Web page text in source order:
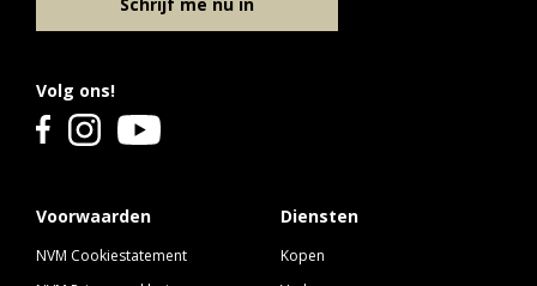
Voorwaarden
NVM Cookiestatement
Diensten
Kopen
Volg ons!
Schrijf me nu in